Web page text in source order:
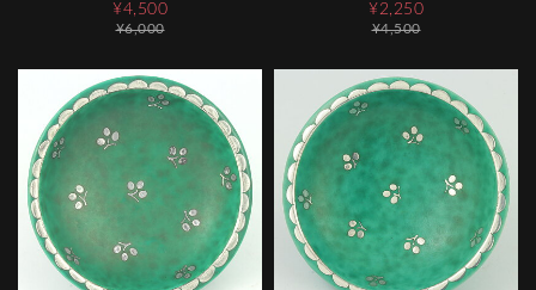
¥6,000
¥4,500
¥4,500
¥2,250